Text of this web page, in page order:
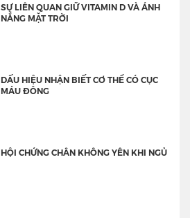
SỰ LIÊN QUAN GIỮ VITAMIN D VÀ ÁNH
NẮNG MẶT TRỜI
DẤU HIỆU NHẬN BIẾT CƠ THỂ CÓ CỤC
MÁU ĐÔNG
HỘI CHỨNG CHÂN KHÔNG YÊN KHI NGỦ